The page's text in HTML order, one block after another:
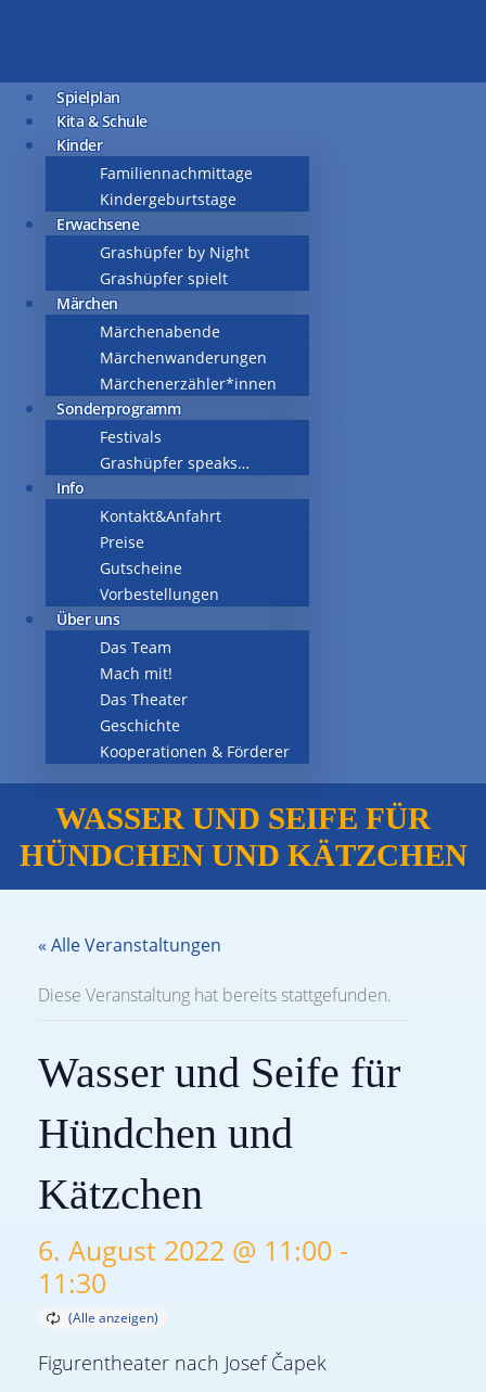
Spielplan
Kita & Schule
Kinder
Familiennachmittage
Kindergeburtstage
Erwachsene
Grashüpfer by Night
Grashüpfer spielt
Märchen
Märchenabende
Märchenwanderungen
Märchenerzähler*innen
Sonderprogramm
Festivals
Grashüpfer speaks…
Info
Kontakt&Anfahrt
Preise
Gutscheine
Vorbestellungen
Über uns
Das Team
Mach mit!
Das Theater
Geschichte
Kooperationen & Förderer
WASSER UND SEIFE FÜR
HÜNDCHEN UND KÄTZCHEN
« Alle Veranstaltungen
Diese Veranstaltung hat bereits stattgefunden.
Wasser und Seife für
Hündchen und
Kätzchen
6. August 2022 @ 11:00 -
11:30
Figurentheater nach Josef Čapek